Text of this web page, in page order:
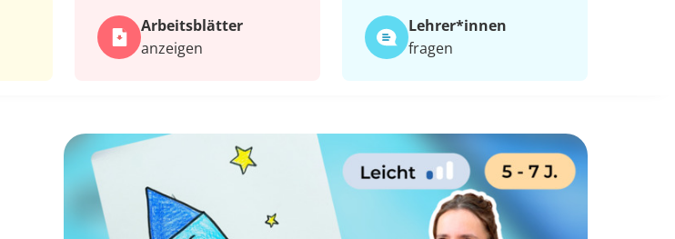
Arbeits­blätter
anzeigen
Lehrer*​innen
fragen